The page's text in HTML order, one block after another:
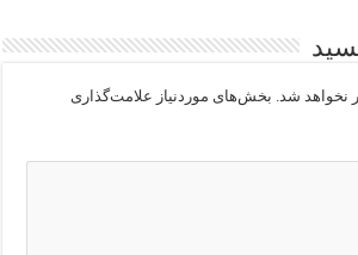
نخواهد شد. بخش‌های موردنیاز علامت‌گذاری